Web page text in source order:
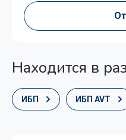
Находится в
ИБП ИБП AVT